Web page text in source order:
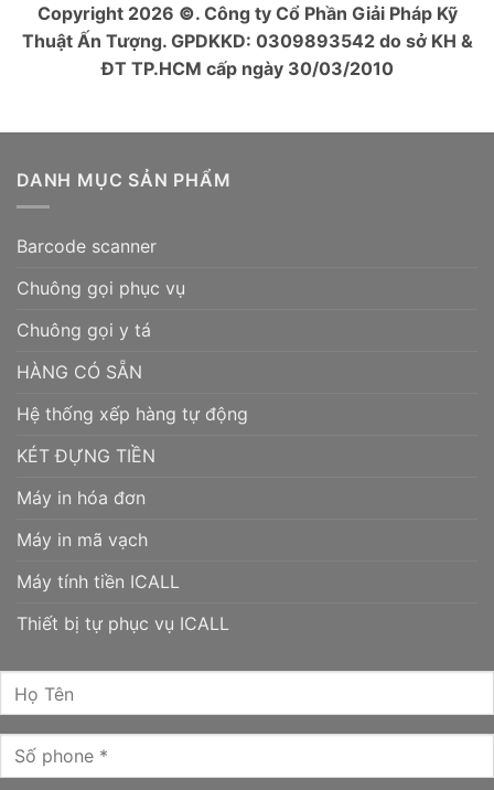
Copyright 2026 ©. Công ty Cổ Phần Giải Pháp Kỹ
Thuật Ấn Tượng. GPDKKD: 0309893542 do sở KH &
ĐT TP.HCM cấp ngày 30/03/2010
DANH MỤC SẢN PHẨM
Barcode scanner
Chuông gọi phục vụ
Chuông gọi y tá
HÀNG CÓ SẴN
Hệ thống xếp hàng tự động
KÉT ĐỰNG TIỀN
Máy in hóa đơn
Máy in mã vạch
Máy tính tiền ICALL
Thiết bị tự phục vụ ICALL